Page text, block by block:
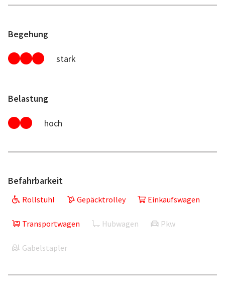
Begehung
stark
Belastung
hoch
Befahrbarkeit
Rollstuhl Gepäcktrolley Einkaufswagen
Transportwagen Hubwagen Pkw
Gabelstapler